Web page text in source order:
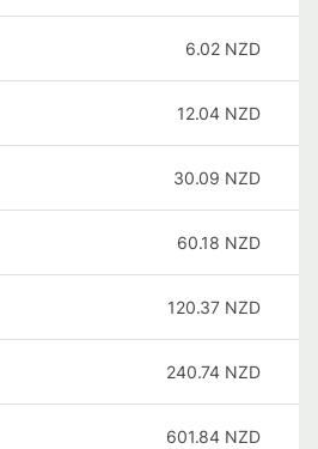
6.02 NZD
12.04 NZD
30.09 NZD
60.18 NZD
120.37 NZD
240.74 NZD
601.84 NZD